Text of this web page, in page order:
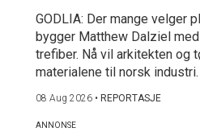
GODLIA: Der mange velger
bygger Matthew Dalziel
trefiber. Nå vil arkitekten og
materialene til norsk industri.
08 Aug 2026 • REPORTASJE